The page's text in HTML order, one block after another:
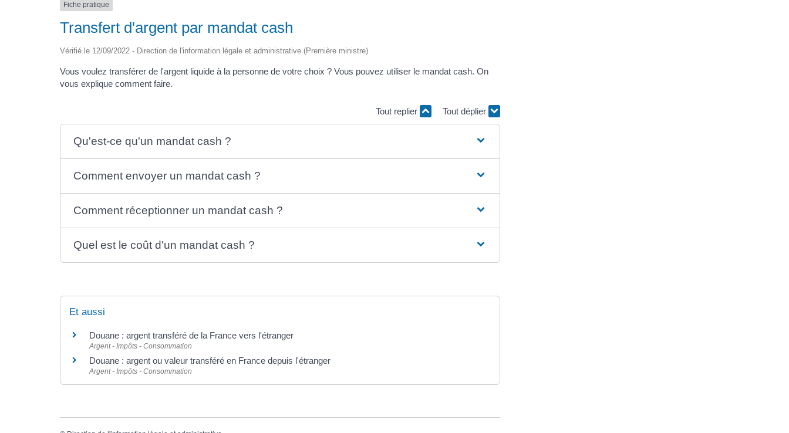
Fiche pratique
Transfert d'argent par mandat cash
Vérifié le 12/09/2022 - Direction de l'information légale et administrative (Première ministre)
Vous voulez transférer de l'argent liquide à la personne de votre choix ? Vous pouvez utiliser le mandat cash. On
vous explique comment faire.
Tout replier Tout déplier
Qu'est-ce qu'un mandat cash ?
Comment envoyer un mandat cash ?
Comment réceptionner un mandat cash ?
Quel est le coût d'un mandat cash ?
Et aussi
Douane : argent transféré de la France vers l'étranger
Argent - Impôts - Consommation
Douane : argent ou valeur transféré en France depuis l'étranger
Argent - Impôts - Consommation